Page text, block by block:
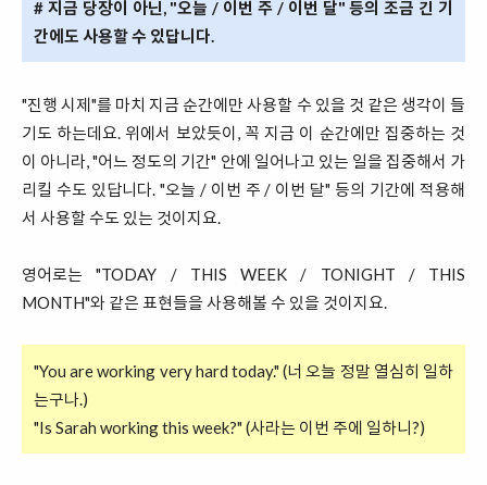
# 지금 당장이 아닌, "오늘 / 이번 주 / 이번 달" 등의 조금 긴 기
간에도 사용할 수 있답니다.
"진행 시제"를 마치 지금 순간에만 사용할 수 있을 것 같은 생각이 들
기도 하는데요. 위에서 보았듯이, 꼭 지금 이 순간에만 집중하는 것
이 아니라, "어느 정도의 기간" 안에 일어나고 있는 일을 집중해서 가
리킬 수도 있답니다. "오늘 / 이번 주 / 이번 달" 등의 기간에 적용해
서 사용할 수도 있는 것이지요.
영어로는 "TODAY / THIS WEEK / TONIGHT / THIS
MONTH"와 같은 표현들을 사용해볼 수 있을 것이지요.
"You are working very hard today." (너 오늘 정말 열심히 일하
는구나.)
"Is Sarah working this week?" (사라는 이번 주에 일하니?)